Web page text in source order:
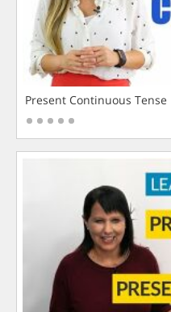
Present Continuous Tense